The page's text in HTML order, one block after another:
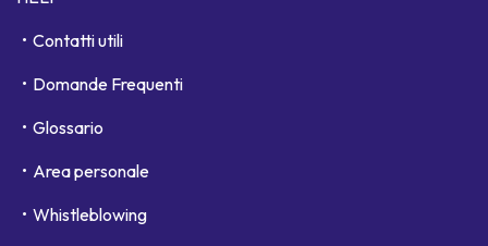
Contatti utili
Domande Frequenti
Glossario
Area personale
Whistleblowing